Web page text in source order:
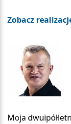
Zobacz
Moja